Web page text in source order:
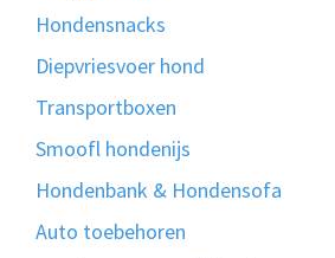
Hondensnacks
Diepvriesvoer hond
Transportboxen
Smoofl hondenijs
Hondenbank & Hondensofa
Auto toebehoren